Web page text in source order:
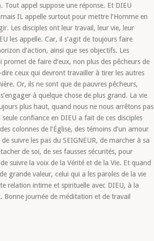
Tout appel suppose une réponse. Et DIEU
IL appelle surtout pour mettre l’Homme en
Les disciples ont leur travail, leur vie, leur
les appelle. Car, il s’agit de toujours faire
d’action, ainsi que ses objectifs. Les
de faire d’eux, non plus des pêcheurs de
dire ceux qui devront travailler à tirer les autres
Or, ils ne sont que de pauvres pêcheurs,
à quelque chose de plus grand. La vie
plus haut, quand nous ne nous arrêtons pas
confiance en DIEU a fait de ces disciples
colonnes de l’Église, des témoins d’un amour
suivre les pas du SEIGNEUR, de marcher à sa
de soi, de ses fausses sécurités, pour
suivre la voix de la Vérité et de la Vie. Et quand
grande valeur, celui qui a les paroles de la vie
relation intime et spirituelle avec DIEU, à la
journée de méditation et de travail